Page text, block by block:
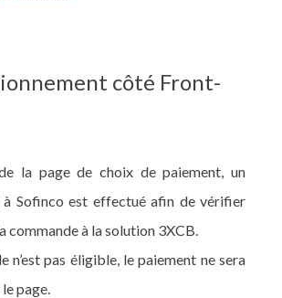
côté Front-
la page de choix de paiement, un
Sofinco est effectué afin de vérifier
commande à la solution 3XCB.
n’est pas éligible, le paiement ne sera
page.